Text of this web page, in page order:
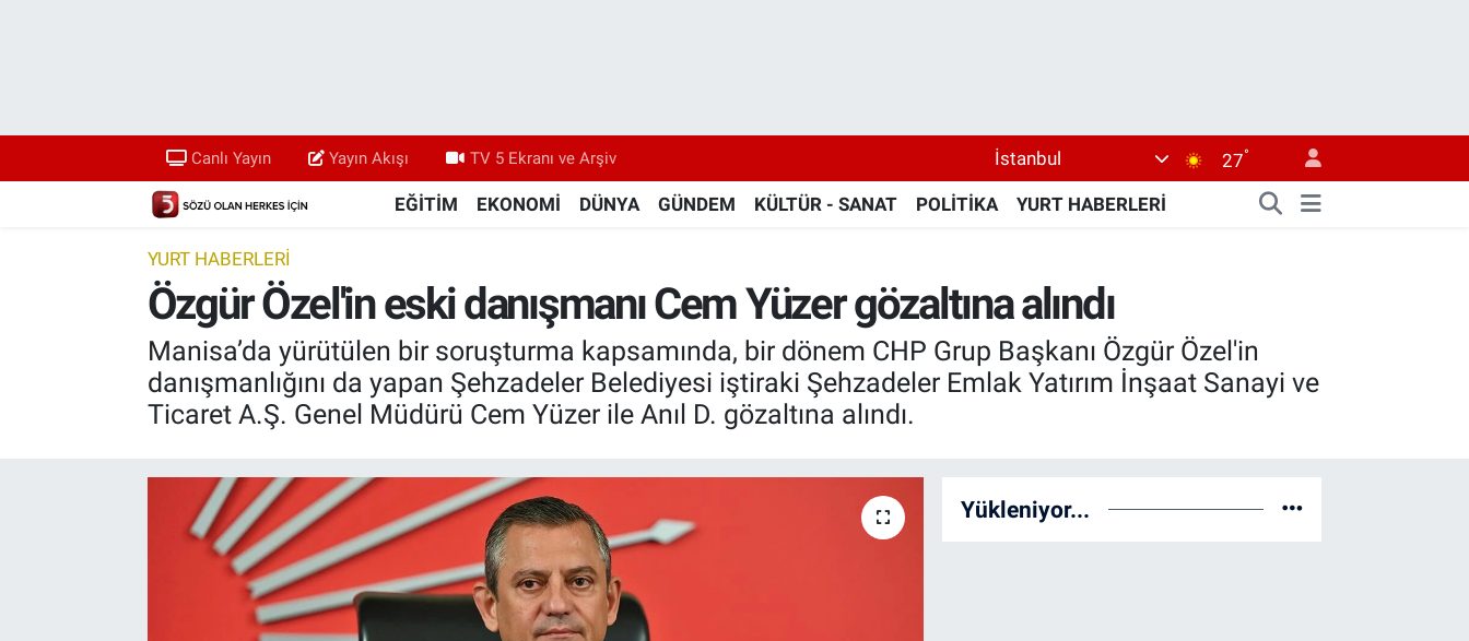
Canlı Yayın Yayın Akışı TV 5 Ekranı ve Arşiv İstanbul 27°
EĞİTİM EKONOMİ DÜNYA GÜNDEM KÜLTÜR - SANAT POLİTİKA YURT HABERLERİ
YURT HABERLERİ
Özgür Özel'in eski danışmanı Cem Yüzer gözaltına alındı
Manisa’da yürütülen bir soruşturma kapsamında, bir dönem CHP Grup Başkanı Özgür Özel'in
danışmanlığını da yapan Şehzadeler Belediyesi iştiraki Şehzadeler Emlak Yatırım İnşaat Sanayi ve
Ticaret A.Ş. Genel Müdürü Cem Yüzer ile Anıl D. gözaltına alındı.
Yükleniyor...
Yayın Akışı
TV 5 Ekranı ve Arşiv